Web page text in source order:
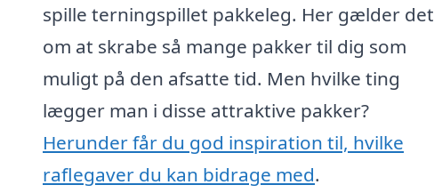
spille terningspillet pakkeleg. Her gælder det
om at skrabe så mange pakker til dig som
muligt på den afsatte tid. Men hvilke ting
lægger man i disse attraktive pakker?
Herunder får du god inspiration til, hvilke
raflegaver du kan bidrage med.